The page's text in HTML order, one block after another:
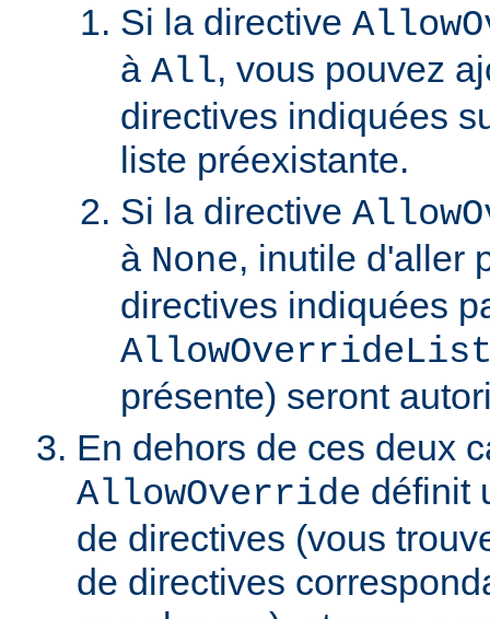
Si la directive
à All, vous pouvez
directives indiquées
liste préexistante.
Si la directive
à None, inutile d'aller
directives indiquées
présente) seront
En dehors de ces deux
AllowOverride définit
de directives (vous
de directives